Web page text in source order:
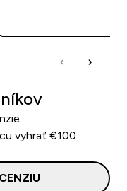
vyhrať €100